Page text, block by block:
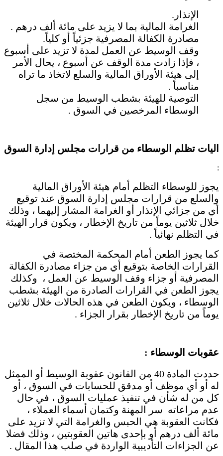
الإنذار.
الغرامة المالية بما لا يزيد على مائة ألف درهم .
مصادرة الكفالة المصرفية جزئياً أو كلياً.
وقف الوسيط عن العمل لمدة لا تزيد على أسبوع
، فإذا زادت مدة الوقف عن أسبوع ، يحال الأمر
إلى هيئة الأوراق المالية والسلع لاتخاذ ما تراه
مناسباً .
التوصية للهيئة بشطب الوسيط من سجل
الوسطاء المرخصين في السوق .
اليات تظلم الوسطاء من قرارات مجلس إدارة السوق
:
يجوز للوسطاء التظلم أمام هيئة الأوراق المالية
والسلع من قرارات مجلس إدارة السوق عند توقيع
أي من جزائي الإنذار أو الغرامة المشار إليهما ، وذلك
خلال ثلاثين يوماً من تاريخ الإخطار ، ويكون قرار الهيئة
في التظلم نهائياً .
كما يجوز الطعن أمام المحكمة المختصة في
القرارات الخاصة بتوقيع أي من جزاء مصادرة الكفالة
المصرفية أو جزاء وقف الوسيط عن العمل ، وكذلك
يجوز الطعن في القرارات الصادرة من الهيئة بشطب
الوسطاء ، ويكون الطعن في هذه الحالات خلال ثلاثين
يوماً من تاريخ الإخطار بقرار الجزاء .
عقوبات الوسطاء :
حددت المادة 40 من القانون عقوبة الوسيط أو الممثل
له أو أي موظف أو مدقق للحسابات في السوق ، أو
كل من له شأن في تنفيذ عمليات السوق ، في حال
عدم مراعاته سر المهنة وكتمان أسماء العملاء ،
فكانت العقوبة هي الحبس والغرامة التي لا تزيد على
مائة ألف درهم أو بإحدى هاتين العقوبتين ، وذلك فضلا
عن الجزاءات التأديبية الواردة في صلب هذا المقال .